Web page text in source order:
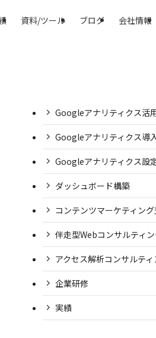
資料/ツール ブログ 会社情報
Googleアナリティクス活
Googleアナリティクス導
Googleアナリティクス設
ダッシュボード構築
コンテンツマーケティン
伴走型Webコンサルティ
アクセス解析コンサルテ
企業研修
実績